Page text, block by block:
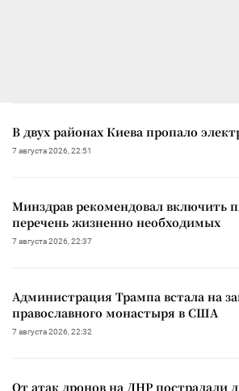
В двух районах Киева пропало
7 августа 2026, 22:51
Минздрав рекомендовал включить
перечень жизненно необходимых
7 августа 2026, 22:37
Администрация Трампа встала на
православного монастыря в США
7 августа 2026, 22:32
От атак дронов на ДНР пострадали